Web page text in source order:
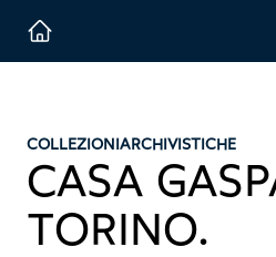
COLLEZIONIARCHIVISTICHE
CASA
TORINO.